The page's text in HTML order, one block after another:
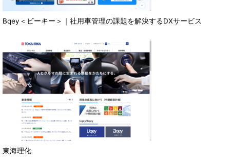
Bqey＜ビーキー＞｜社用車管理の課題を解決するDXサービス
東海理化